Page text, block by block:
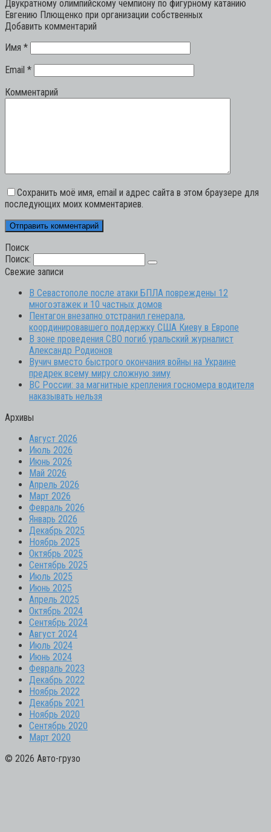
Двукратному олимпийскому чемпиону по фигурному катанию
Евгению Плющенко при организации собственных
Добавить комментарий
Имя *
Email *
Комментарий
Сохранить моё имя, email и адрес сайта в этом браузере для
последующих моих комментариев.
Поиск
Поиск:
Свежие записи
В Севастополе после атаки БПЛА повреждены 12
многоэтажек и 10 частных домов
Пентагон внезапно отстранил генерала,
координировавшего поддержку США Киеву в Европе
В зоне проведения СВО погиб уральский журналист
Александр Родионов
Вучич вместо быстрого окончания войны на Украине
предрек всему миру сложную зиму
ВС России: за магнитные крепления госномера водителя
наказывать нельзя
Архивы
Август 2026
Июль 2026
Июнь 2026
Май 2026
Апрель 2026
Март 2026
Февраль 2026
Январь 2026
Декабрь 2025
Ноябрь 2025
Октябрь 2025
Сентябрь 2025
Июль 2025
Июнь 2025
Апрель 2025
Октябрь 2024
Сентябрь 2024
Август 2024
Июль 2024
Июнь 2024
Февраль 2023
Декабрь 2022
Ноябрь 2022
Декабрь 2021
Ноябрь 2020
Сентябрь 2020
Март 2020
© 2026 Авто-грузо